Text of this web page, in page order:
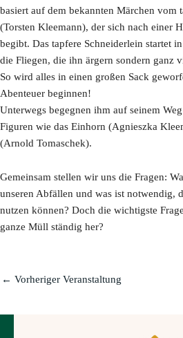
basiert auf dem bekannten Märchen vom
(Torsten Kleemann), der sich nach einer
begibt. Das tapfere Schneiderlein startet
die Fliegen, die ihn ärgern sondern ganz
So wird alles in einen großen Sack
Abenteuer beginnen!
Unterwegs begegnen ihm auf seinem
Figuren wie das Einhorn (Agnieszka
(Arnold Tomaschek).
Gemeinsam stellen wir uns die Fragen:
unseren Abfällen und was ist notwendig,
nutzen können? Doch die wichtigste
ganze Müll ständig her?
← Vorheriger Veranstaltung